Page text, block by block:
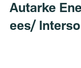
Autarke
ees/